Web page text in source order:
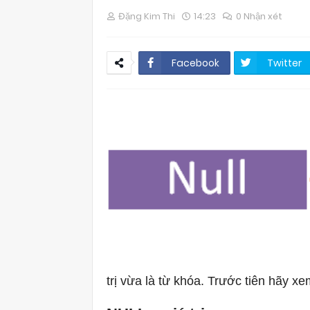
Đặng Kim Thi 14:23 0 Nhận xét
Facebook Twitter
trị vừa là từ khóa. Trước tiên hãy